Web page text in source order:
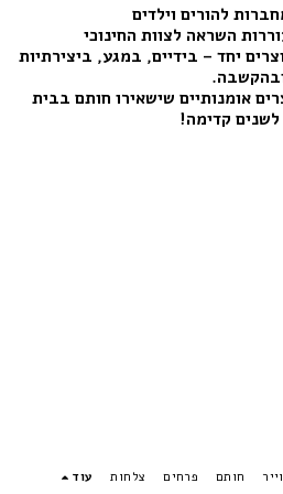
להורים וילדים
השראה לצוות החינוכי
קדימה!
חותם פרחים צלחות עוד